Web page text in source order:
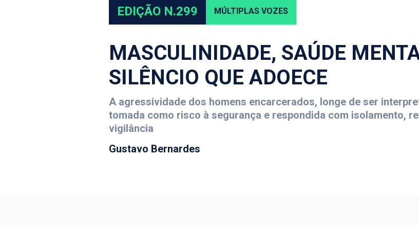
EDIÇÃO N.299 MÚLTIPLAS VOZES
MASCULINIDADE, SAÚDE
SILÊNCIO QUE ADOECE
A agressividade dos homens encarcerados, longe de ser
tomada como risco à segurança e respondida com isolamento,
vigilância
Gustavo Bernardes